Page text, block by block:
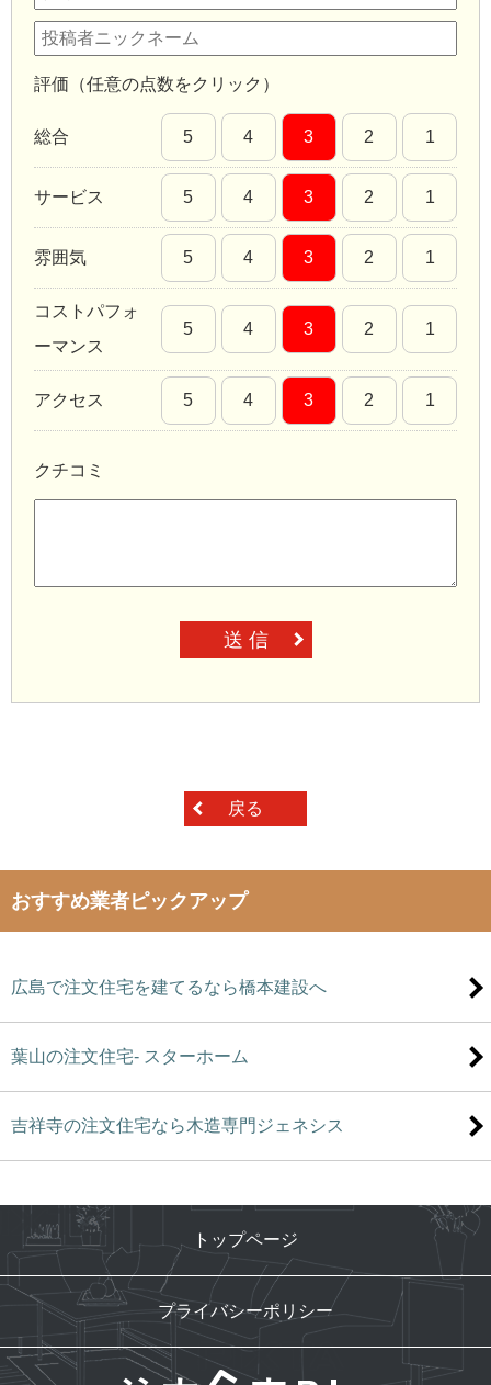
評価（任意の点数をクリック）
総合 5 4 3 2 1
サービス 5 4 3 2 1
雰囲気 5 4 3 2 1
コストパフォ
ーマンス
5 4 3 2 1
アクセス 5 4 3 2 1
クチコミ
送 信
戻る
おすすめ業者ピックアップ
広島で注文住宅を建てるなら橋本建設へ
葉山の注文住宅- スターホーム
吉祥寺の注文住宅なら木造専門ジェネシス
トップページ
プライバシーポリシー